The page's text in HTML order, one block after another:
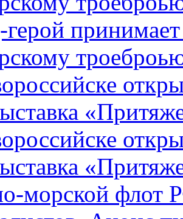
герой
морской флот